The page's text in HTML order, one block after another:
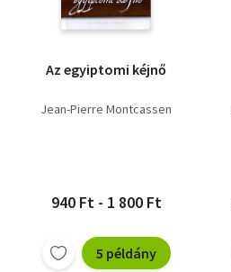
Az egyiptomi kéjnő
Jean-Pierre Montcassen
940 Ft - 1 800 Ft
5 példány